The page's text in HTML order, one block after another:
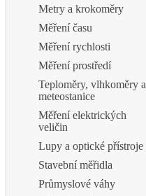
Metry a krokoměry
Měření času
Měření rychlosti
Měření prostředí
Teploměry, vlhkoměry a
meteostanice
Měření elektrických
veličin
Lupy a optické přístroje
Stavební měřidla
Průmyslové váhy